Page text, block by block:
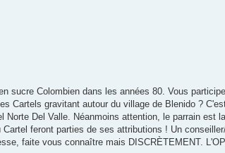
sucre Colombien dans les années 80. Vous
Cartels gravitant autour du village de Blenido ?
Norte Del Valle. Néanmoins attention, le parrain est
feront parties de ses attributions ! Un
faite vous connaître mais DISCRÈTEMENT.